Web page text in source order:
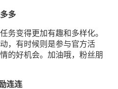
多
务变得更加有趣和多样化。
，有时候则是参与官方活
的好机会。加油哦，粉丝朋
连连